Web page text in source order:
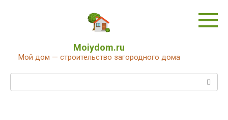
Moiydom.ru
Мой дом — строительство загородного дома